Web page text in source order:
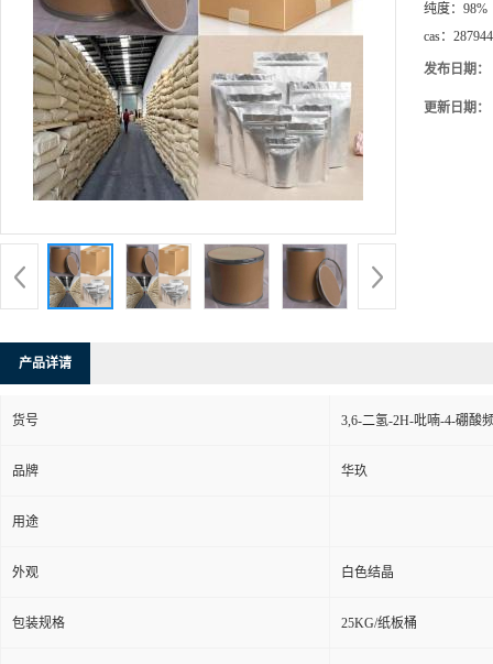
纯度： 98%
cas：
发布日期：
更新日期：
产品详请
货号 3,6-二氢-2H-吡喃-4-硼酸
品牌 华玖
用途
外观 白色结晶
包装规格 25KG/纸板桶